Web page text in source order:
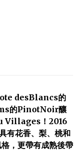
desBlancs的
的PinotNoir釀
Villages！2016
有花香、梨、桃和
，更帶有成熟後帶